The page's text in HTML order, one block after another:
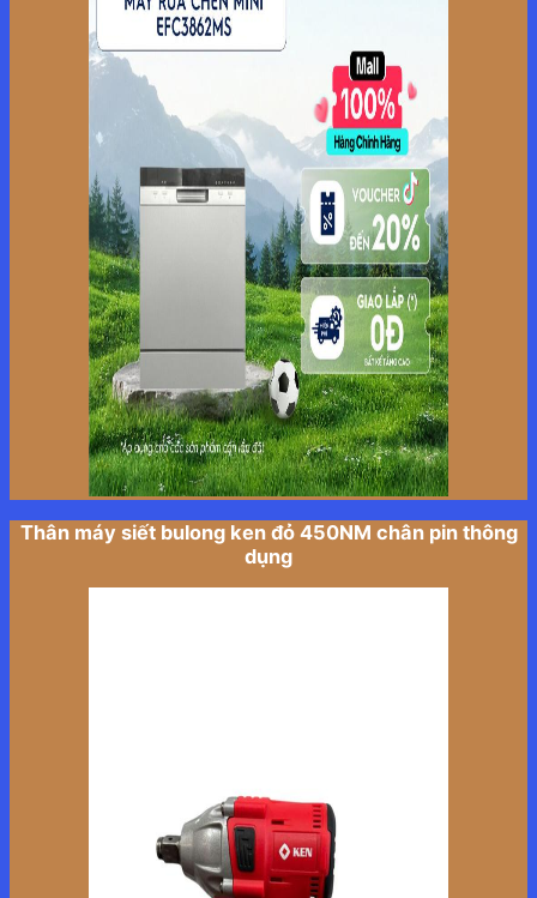
Thân máy siết bulong ken đỏ 450NM chân pin thông
dụng